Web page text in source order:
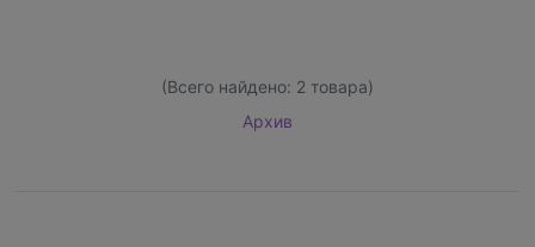
(Всего найдено: 2 товара)
Архив